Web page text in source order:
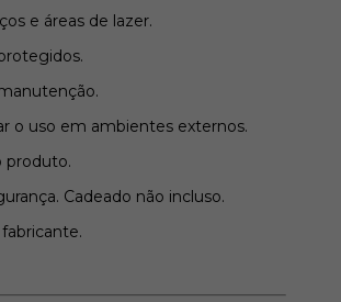
e áreas de lazer.
o uso em ambientes externos.
produto.
Cadeado não incluso.